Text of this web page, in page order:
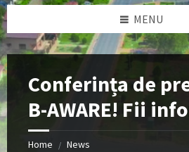
MENU
Conferința de
B-AWARE! Fii
Home / News